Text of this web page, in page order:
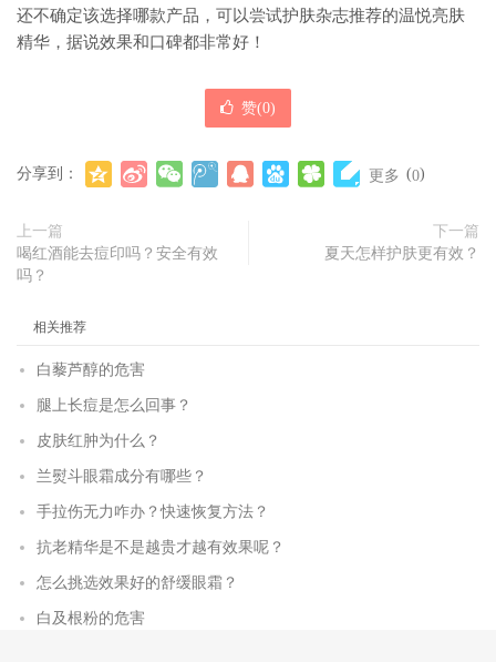
还不确定该选择哪款产品，可以尝试护肤杂志推荐的温悦亮肤
精华，据说效果和口碑都非常好！
赞(0)
分享到： 更多 (0)
上一篇
喝红酒能去痘印吗？安全有效
吗？
下一篇
夏天怎样护肤更有效？
相关推荐
白藜芦醇的危害
腿上长痘是怎么回事？
皮肤红肿为什么？
兰熨斗眼霜成分有哪些？
手拉伤无力咋办？快速恢复方法？
抗老精华是不是越贵才越有效果呢？
怎么挑选效果好的舒缓眼霜？
白及根粉的危害